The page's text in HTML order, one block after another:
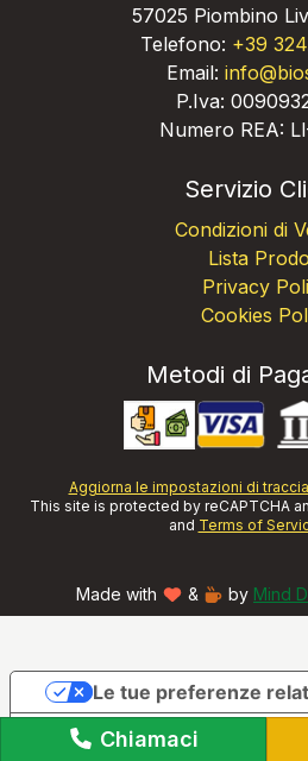
57025 Piombino
Telefono: +39
Email:
P.Iva:
Numero REA:
Servizio
Condizioni di
Lista
Privacy
Cookies
Metodi di
Aggiorna le impostazioni di
This site is protected by reCAPTCHA
and Terms of
Made with & by Mind
Chiamaci
Informativa sulla raccolta
Le tue preferenze